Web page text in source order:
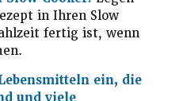
in Ihren Slow
fertig ist, wenn
ein, die
und viele